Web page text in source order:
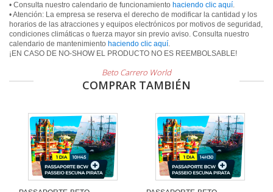
• Consulta nuestro calendario de funcionamiento haciendo clic aquí.
• Atención: La empresa se reserva el derecho de modificar la cantidad y los
horarios de las atracciones y equipos electrónicos por motivos de seguridad,
condiciones climáticas o fuerza mayor sin previo aviso. Consulta nuestro
calendario de mantenimiento haciendo clic aquí.
¡EN CASO DE NO-SHOW EL PRODUCTO NO ES REEMBOLSABLE!
Beto Carrero World
COMPRAR TAMBIÉN